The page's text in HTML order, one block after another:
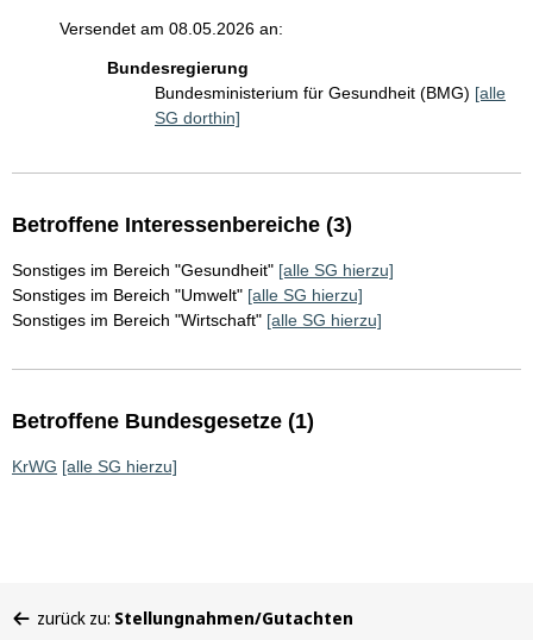
Versendet am 08.05.2026 an:
Bundesregierung
Bundesministerium für Gesundheit (BMG) [alle
SG dorthin]
Betroffene Interessenbereiche (3)
Sonstiges im Bereich "Gesundheit" [alle SG hierzu]
Sonstiges im Bereich "Umwelt" [alle SG hierzu]
Sonstiges im Bereich "Wirtschaft" [alle SG hierzu]
Betroffene Bundesgesetze (1)
KrWG [alle SG hierzu]
befinden
zurück zu: Stellungnahmen/Gutachten